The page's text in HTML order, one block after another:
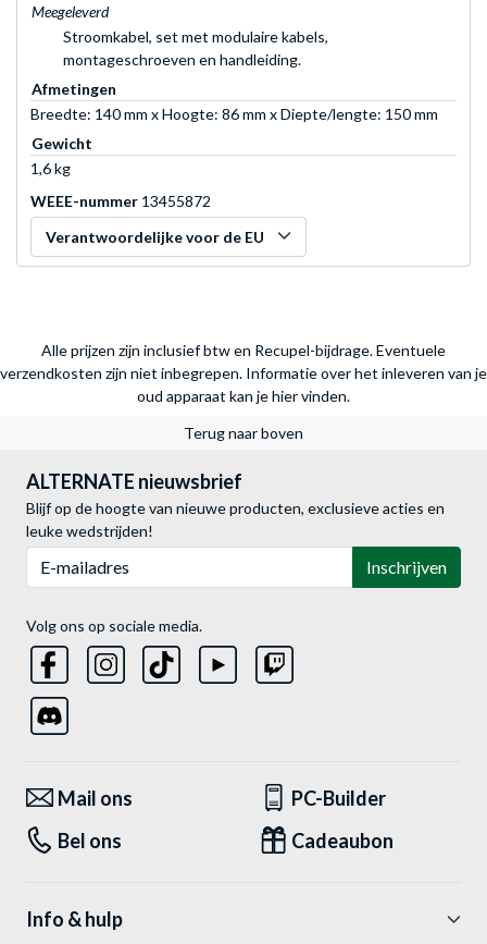
Meegeleverd
Stroomkabel, set met modulaire kabels,
montageschroeven en handleiding.
Afmetingen
Breedte: 140 mm x Hoogte: 86 mm x Diepte/lengte: 150 mm
Gewicht
1,6 kg
WEEE-nummer 13455872
Verantwoordelijke voor de EU
Alle prijzen zijn inclusief btw en Recupel-bijdrage. Eventuele
verzendkosten zijn niet inbegrepen. Informatie over het inleveren van je
oud apparaat kan je hier vinden.
Terug naar boven
ALTERNATE nieuwsbrief
Blijf op de hoogte van nieuwe producten, exclusieve acties en
leuke wedstrijden!
Inschrijven
Volg ons op sociale media.
Mail ons
PC-Builder
Bel ons
Cadeaubon
Info & hulp